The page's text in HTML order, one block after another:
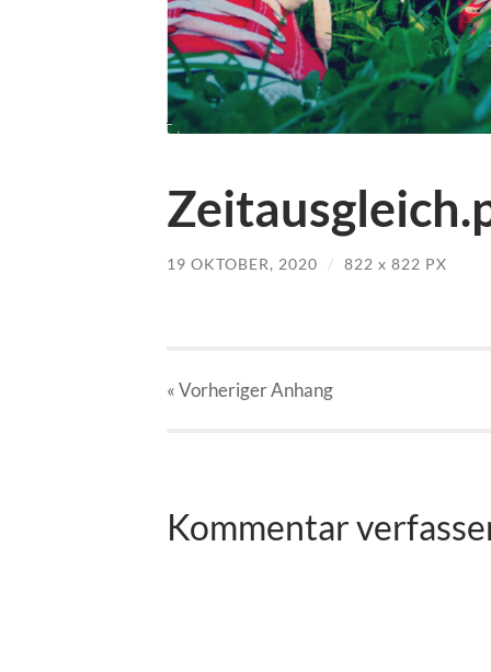
19 OKTOBER, 2020 / 822 x 822 PX
« VorherigerAnhang
Kommentar